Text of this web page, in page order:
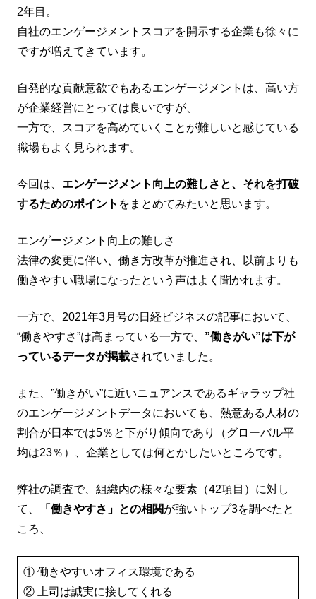
2年目。
自社のエンゲージメントスコアを開示する企業も徐々に
ですが増えてきています。
自発的な貢献意欲でもあるエンゲージメントは、高い方
が企業経営にとっては良いですが、
一方で、スコアを高めていくことが難しいと感じている
職場もよく見られます。
今回は、 エンゲージメント向上の難しさと、それを打破
するためのポイント をまとめてみたいと思います。
エンゲージメント向上の難しさ
法律の変更に伴い、働き方改革が推進され、以前よりも
働きやすい職場になったという声はよく聞かれます。
一方で、2021年3月号の日経ビジネスの記事において、
“働きやすさ”は高まっている一方で、 ”働きがい”は下が
っているデータが掲載されていました。
また、”働きがい”に近いニュアンスであるギャラップ社
のエンゲージメントデータにおいても、熱意ある人材の
割合が日本では5％と下がり傾向であり（グローバル平
均は23％）、企業としては何とかしたいところです。
弊社の調査で、組織内の様々な要素（42項目）に対し
て、
「働きやすさ」との相関が強いトップ3を調べたと
ころ、
① 働きやすいオフィス環境である
② 上司は誠実に接してくれる